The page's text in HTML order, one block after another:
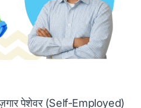
पेशेवर (Self-Employed)